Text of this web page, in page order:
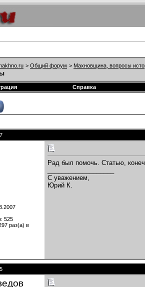
> Общий форум > Махновщина, вопросы
Справка
525
раз(а) в
Рад был помочь. Статью,
С уважением,
Юрий К.